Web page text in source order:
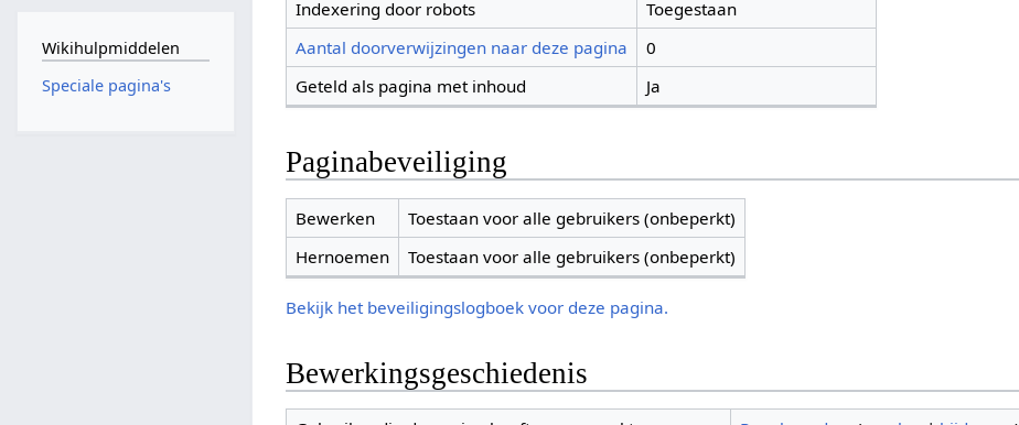
Indexering door robots
Toegestaan
Aantal doorverwijzingen naar deze pagina
0
Geteld als pagina met inhoud
Ja
Paginabeveiliging
Bewerken
Toestaan voor alle gebruikers (onbeperkt)
Hernoemen
Toestaan voor alle gebruikers (onbeperkt)
Bekijk het beveiligingslogboek voor deze pagina.
Bewerkingsgeschiedenis
Wikihulpmiddelen
Speciale pagina's